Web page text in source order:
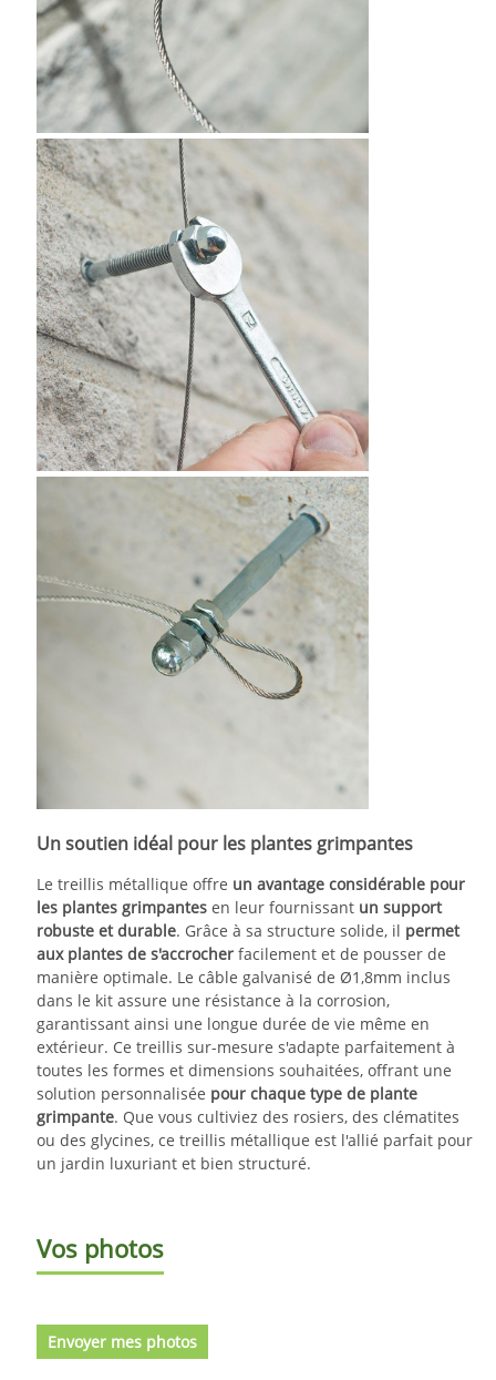
Un soutien idéal pour les plantes grimpantes
Le treillis métallique offre un avantage considérable pour
les plantes grimpantes en leur fournissant un support
robuste et durable. Grâce à sa structure solide, il permet
aux plantes de s'accrocher facilement et de pousser de
manière optimale. Le câble galvanisé de Ø1,8mm inclus
dans le kit assure une résistance à la corrosion,
garantissant ainsi une longue durée de vie même en
extérieur. Ce treillis sur-mesure s'adapte parfaitement à
toutes les formes et dimensions souhaitées, offrant une
solution personnalisée pour chaque type de plante
grimpante. Que vous cultiviez des rosiers, des clématites
ou des glycines, ce treillis métallique est l'allié parfait pour
un jardin luxuriant et bien structuré.
Vos photos
Envoyer mes photos